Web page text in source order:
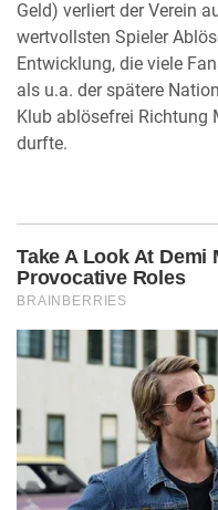
Geld) verliert der Verein
wertvollsten Spieler
Entwicklung, die viele
als u.a. der spätere
Klub ablösefrei Richtung
durfte.